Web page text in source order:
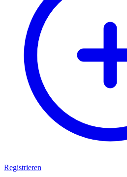
Registrieren